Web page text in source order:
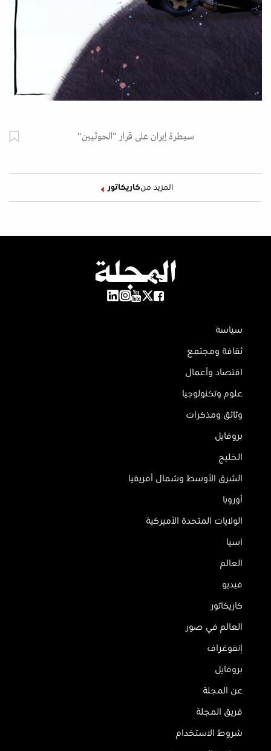
سيطرة إيران على قرار "الحوثيين"
المزيد منكاريكاتور
سياسة
ثقافة ومجتمع
اقتصاد وأعمال
علوم وتكنولوجيا
وثائق ومذكرات
بروفايل
الخليج
الشرق الأوسط وشمال أفريقيا
أوروبا
الولايات المتحدة الأميركية
آسيا
العالم
فيديو
كاريكاتور
العالم في صور
إنفوغراف
بروفايل
عن المجلة
فريق المجلة
شروط الاستخدام